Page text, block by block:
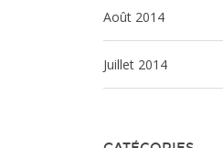
août 2014
juillet 2014